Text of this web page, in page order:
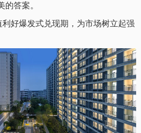
的答案。
爆发式兑现期，为市场树立起强